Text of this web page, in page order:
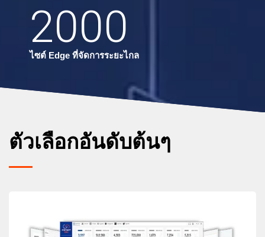
2000
ไซต์ Edge ที่จัดการระยะไกล
ตัวเลือกอันดับต้นๆ